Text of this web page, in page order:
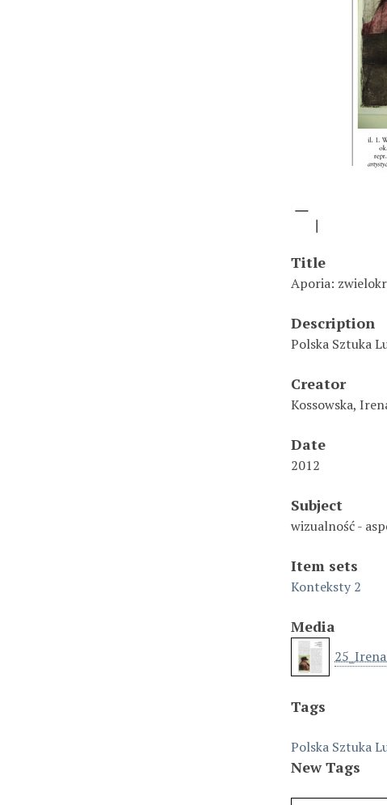
Title
Aporia:
Description
Polska Sztuka
Creator
Kossowska,
Date
2012
Subject
wizualność -
Item sets
Konteksty 2
Media
Tags
Polska Sztuka
New Tags